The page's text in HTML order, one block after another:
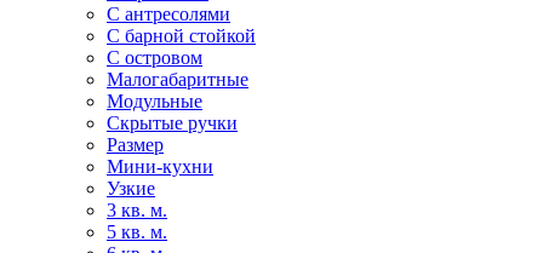
С антресолями
С барной стойкой
С островом
Малогабаритные
Модульные
Скрытые ручки
Размер
Мини-кухни
Узкие
3 кв. м.
5 кв. м.